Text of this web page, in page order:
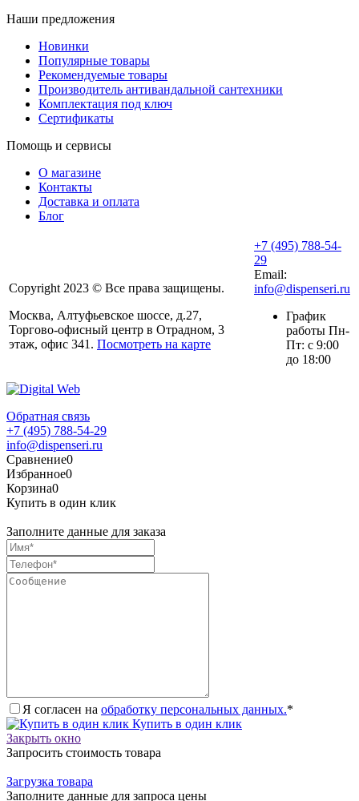
Наши предложения
Новинки
Популярные товары
Рекомендуемые товары
Производитель антивандальной сантехники
Комплектация под ключ
Сертификаты
Помощь и сервисы
О магазине
Контакты
Доставка и оплата
Блог
Copyright 2023 © Все права защищены.
Москва, Алтуфьевское шоссе, д.27,
Торгово-офисный центр в Отрадном, 3
этаж, офис 341. Посмотреть на карте
+7 (495) 788-54-
29
Email:
info@dispenseri.ru
График
работы Пн-
Пт: с 9:00
до 18:00
Обратная связь
+7 (495) 788-54-29
info@dispenseri.ru
Сравнение0
Избранное0
Корзина0
Купить в один клик
Заполните данные для заказа
Я согласен на обработку персональных данных.*
Купить в один клик
Закрыть окно
Запросить стоимость товара
Загрузка товара
Заполните данные для запроса цены